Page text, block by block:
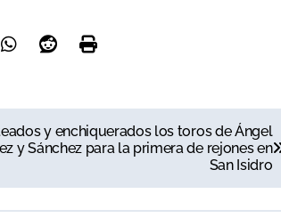
y enchiquerados los toros de Ángel
y Sánchez para la primera de rejones en
San Isidro